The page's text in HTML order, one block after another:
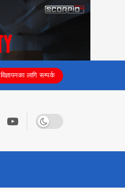
विज्ञापनका लागि सम्पर्क